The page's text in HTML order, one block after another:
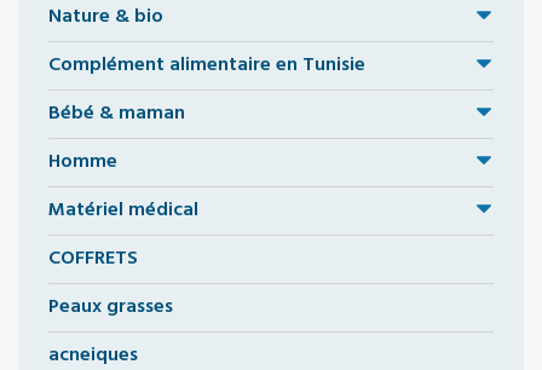
Nature & bio
Complément alimentaire en Tunisie
Bébé & maman
Homme
Matériel médical
COFFRETS
Peaux grasses
acneiques